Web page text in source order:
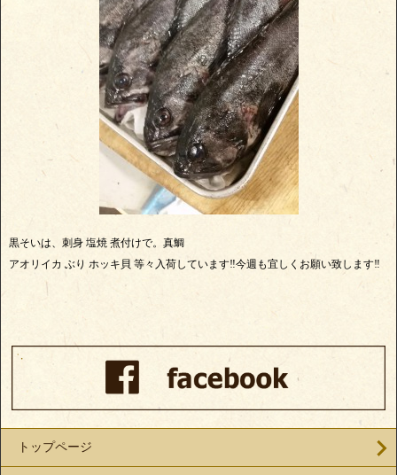
黒そいは、刺身 塩焼 煮付けで。真鯛
アオリイカ ぶり ホッキ貝 等々入荷しています‼今週も宜しくお願い致します‼
トップページ